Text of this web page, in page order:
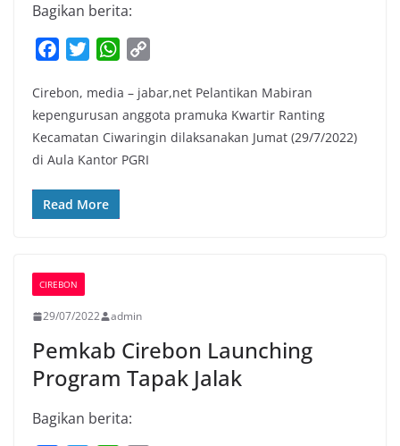
Bagikan berita:
c
e
b
o
o
k
i
t
t
e
r
W
a
t
s
A
p
y
L
Cirebon, media – jabar,net Pelantikan Mabiran
kepengurusan anggota pramuka Kwartir Ranting
Kecamatan Ciwaringin dilaksanakan Jumat (29/7/2022)
di Aula Kantor PGRI
Read More
CIREBON
29/07/2022 admin
Pemkab Cirebon Launching
Program Tapak Jalak
Bagikan berita: